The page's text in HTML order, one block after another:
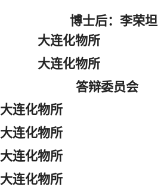
博士后：李荣坦
大连化物所
大连化物所
答辩委员会
大连化物所
大连化物所
大连化物所
大连化物所